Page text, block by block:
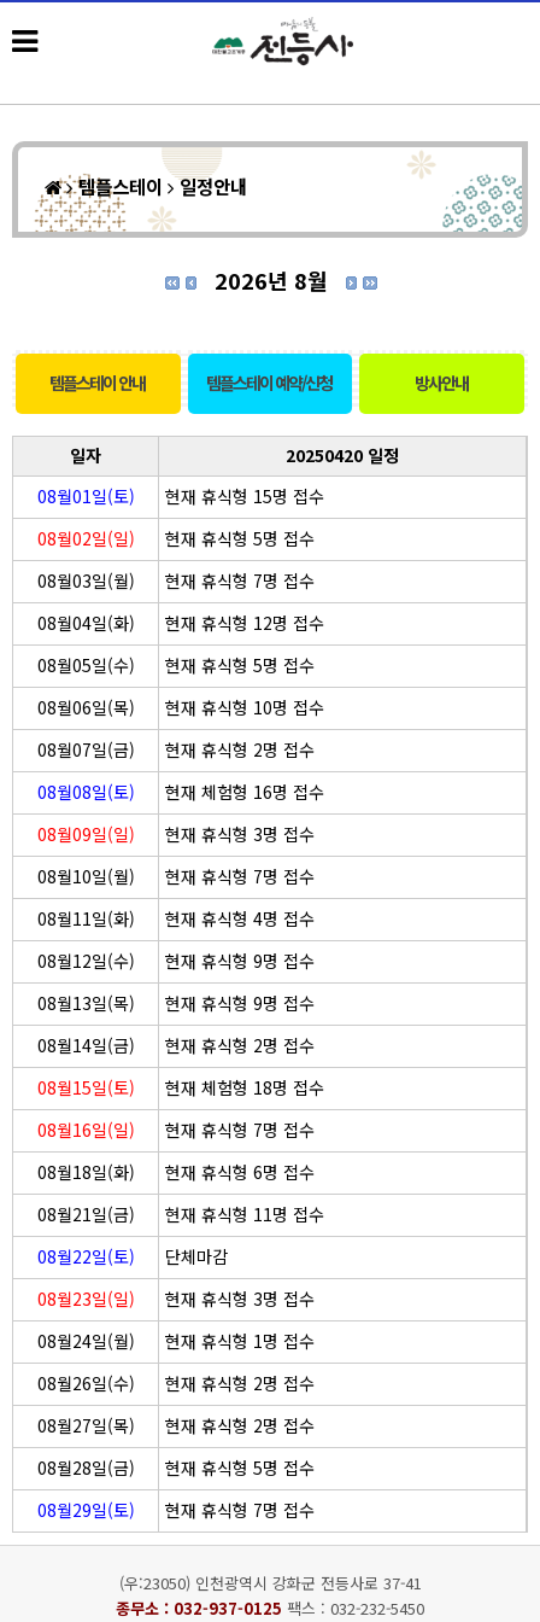
템플스테이 일정안내
2026년 8월
템플스테이 안내 템플스테이 예약/신청 방사안내
일자
20250420 일정
08월01일(토)
현재 휴식형 15명 접수
08월02일(일)
현재 휴식형 5명 접수
08월03일(월)
현재 휴식형 7명 접수
08월04일(화)
현재 휴식형 12명 접수
08월05일(수)
현재 휴식형 5명 접수
08월06일(목)
현재 휴식형 10명 접수
08월07일(금)
현재 휴식형 2명 접수
08월08일(토)
현재 체험형 16명 접수
08월09일(일)
현재 휴식형 3명 접수
08월10일(월)
현재 휴식형 7명 접수
08월11일(화)
현재 휴식형 4명 접수
08월12일(수)
현재 휴식형 9명 접수
08월13일(목)
현재 휴식형 9명 접수
08월14일(금)
현재 휴식형 2명 접수
08월15일(토)
현재 체험형 18명 접수
08월16일(일)
현재 휴식형 7명 접수
08월18일(화)
현재 휴식형 6명 접수
08월21일(금)
현재 휴식형 11명 접수
08월22일(토)
단체마감
08월23일(일)
현재 휴식형 3명 접수
08월24일(월)
현재 휴식형 1명 접수
08월26일(수)
현재 휴식형 2명 접수
08월27일(목)
현재 휴식형 2명 접수
08월28일(금)
현재 휴식형 5명 접수
08월29일(토)
현재 휴식형 7명 접수
(우:23050) 인천광역시 강화군 전등사로 37-41
종무소 : 032-937-0125 팩스 : 032-232-5450